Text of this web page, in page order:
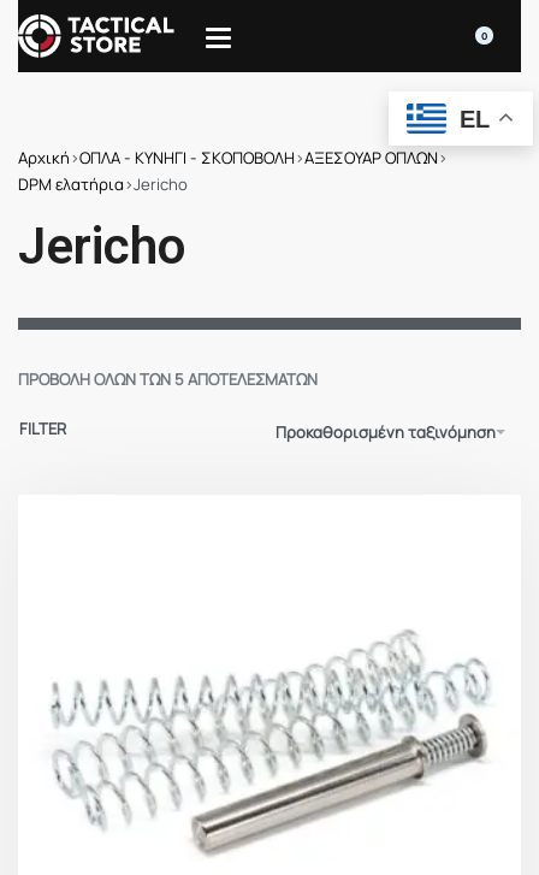
0
Αρχική›ΟΠΛΑ - ΚΥΝΗΓΙ - ΣΚΟΠΟΒΟΛΗ›ΑΞΕΣΟΥΑΡ ΟΠΛΩΝ›
DPM ελατήρια›Jericho
Jericho
ΠΡΟΒΟΛΉ ΌΛΩΝ ΤΩΝ 5 ΑΠΟΤΕΛΕΣΜΆΤΩΝ
Προκαθορισμένη ταξινόμηση
FILTER
EL